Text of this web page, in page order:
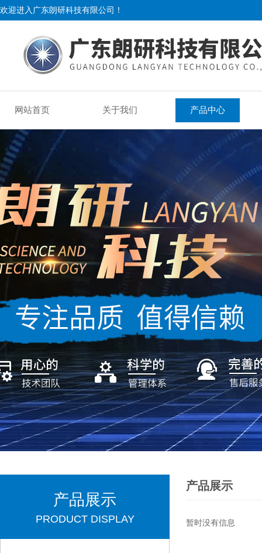
欢迎进入广东朗研科技有限公司！
网站首页 关于我们 产品中心
产品展示
PRODUCT DISPLAY
产品展示
暂时没有信息